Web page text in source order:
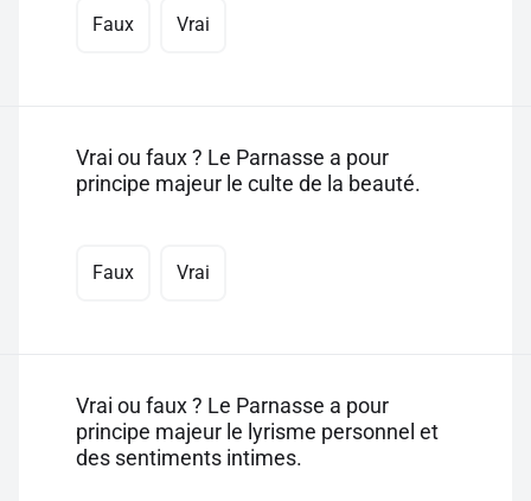
Faux Vrai
Vrai ou faux ? Le Parnasse a pour
principe majeur le culte de la beauté.
Faux Vrai
Vrai ou faux ? Le Parnasse a pour
principe majeur le lyrisme personnel et
des sentiments intimes.